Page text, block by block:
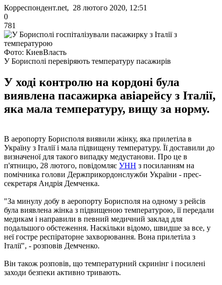
Корреспондент.net, 28 лютого 2020, 12:51
0
781
Фото: КиевВласть
У Борисполі перевіряють температуру пасажирів
У ході контролю на кордоні була
виявлена пасажирка авіарейсу з Італії,
яка мала температуру, вищу за норму.
В аеропорту Борисполя виявили жінку, яка прилетіла в
Україну з Італії і мала підвищену температуру. Її доставили до
визначеної для такого випадку медустанови. Про це в
п'ятницю, 28 лютого, повідомляє УНН з посиланням на
помічника голови Держприкордонслужби України - прес-
секретаря Андрія Демченка.
"За минулу добу в аеропорту Борисполя на одному з рейсів
була виявлена ​​жінка з підвищеною температурою, її передали
медикам і направили в певний медичний заклад для
подальшого обстеження. Наскільки відомо, швидше за все, у
неї гостре респіраторне захворювання. Вона прилетіла з
Італії", - розповів Демченко.
Він також розповів, що температурний скринінг і посилені
заходи безпеки активно тривають.